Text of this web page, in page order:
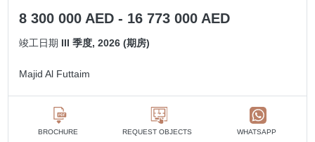
8 300 000 AED - 16 773 000 AED
竣工日期 III 季度, 2026 (期房)
Majid Al Futtaim
BROCHURE REQUEST OBJECTS WHATSAPP